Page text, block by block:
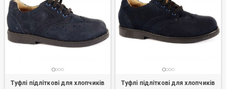
Туфлі підліткові для хлопчиків
Туфлі підліткові для хлопчиків